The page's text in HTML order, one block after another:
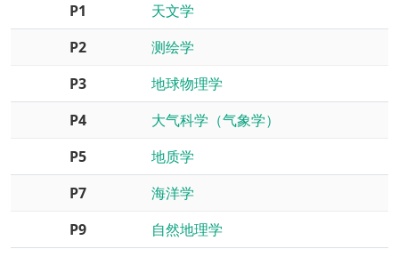
P1
天文学
P2
测绘学
P3
地球物理学
P4
大气科学（气象学）
P5
地质学
P7
海洋学
P9
自然地理学